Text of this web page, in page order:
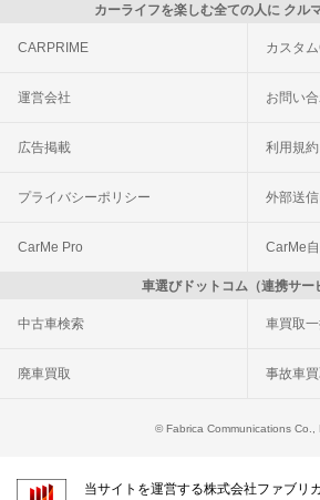
カーライフを楽しむ全ての人に クル
CARPRIME カスタ
運営会社 お問い
広告掲載 利用規約
プライバシーポリシー 外部送
CarMe Pro CarMe
車選びドットコム（連携サー
中古車検索 車買取
廃車買取 事故車
© Fabrica Communications Co.,
当サイトを運営する株式会社ファブリ